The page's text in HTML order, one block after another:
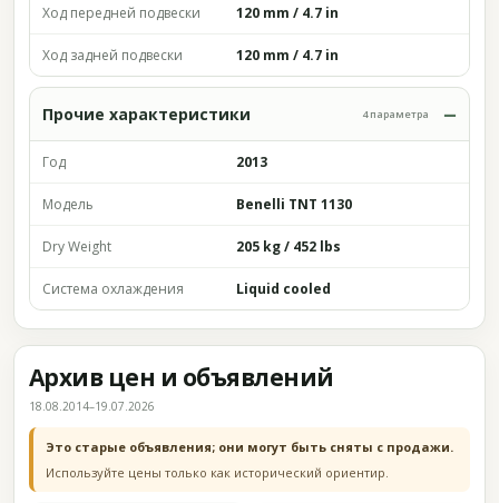
Ход передней подвески 120 mm / 4.7 in
Ход задней подвески 120 mm / 4.7 in
Прочие характеристики 4 параметра
Год 2013
Модель Benelli TNT 1130
Dry Weight 205 kg / 452 lbs
Система охлаждения Liquid cooled
Архив цен и объявлений
18.08.2014–19.07.2026
Это старые объявления; они могут быть сняты с продажи.
Используйте цены только как исторический ориентир.